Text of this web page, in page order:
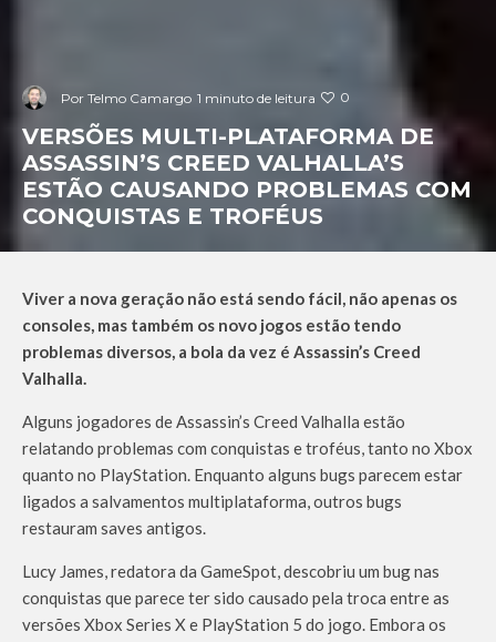
Por Telmo Camargo 1 minuto de leitura 0
VERSÕES MULTI-PLATAFORMA DE
ASSASSIN’S CREED VALHALLA’S
ESTÃO CAUSANDO PROBLEMAS COM
CONQUISTAS E TROFÉUS
Viver a nova geração não está sendo fácil, não apenas os
consoles, mas também os novo jogos estão tendo
problemas diversos, a bola da vez é Assassin’s Creed
Valhalla.
Alguns jogadores de Assassin’s Creed Valhalla estão
relatando problemas com conquistas e troféus, tanto no Xbox
quanto no PlayStation. Enquanto alguns bugs parecem estar
ligados a salvamentos multiplataforma, outros bugs
restauram saves antigos.
Lucy James, redatora da GameSpot, descobriu um bug nas
conquistas que parece ter sido causado pela troca entre as
versões Xbox Series X e PlayStation 5 do jogo. Embora os